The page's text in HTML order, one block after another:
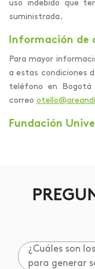
uso indebido que
suministrada.
Información de
Para mayor
a estas condiciones
teléfono en
correo
Fundación
¿Cuáles son
para generar